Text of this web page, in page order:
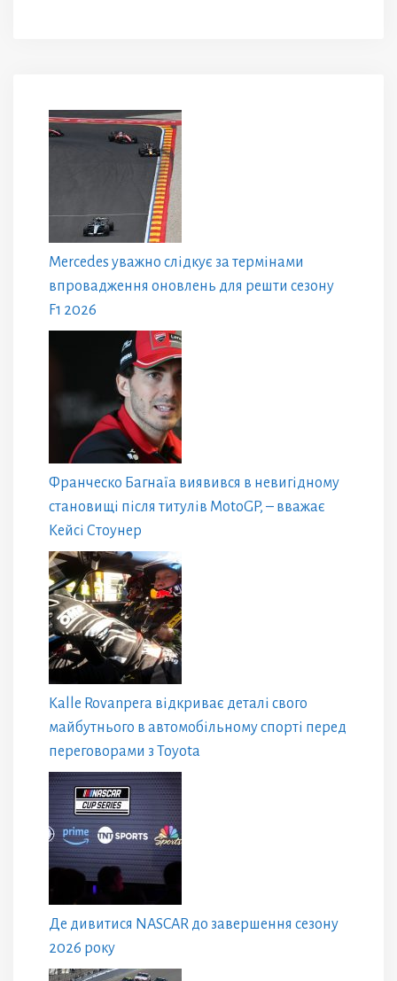
Mercedes уважно слідкує за термінами
впровадження оновлень для решти сезону
F1 2026
Франческо Багнаїа виявився в невигідному
становищі після титулів MotoGP, – вважає
Кейсі Стоунер
Kalle Rovanpera відкриває деталі свого
майбутнього в автомобільному спорті перед
переговорами з Toyota
Де дивитися NASCAR до завершення сезону
2026 року